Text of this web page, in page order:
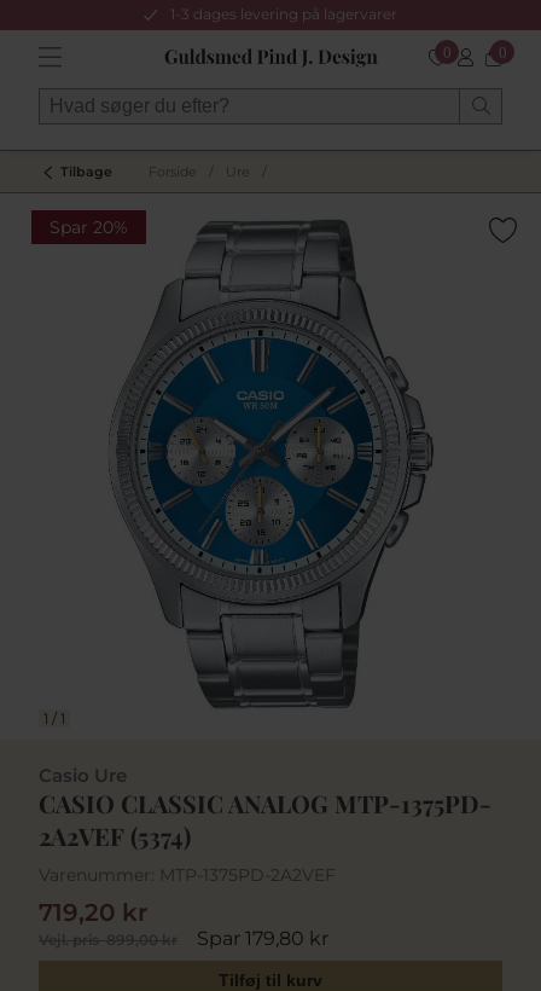
1-3 dages levering på lagervarer
0 0
Tilbage Forside Ure
Spar 20%
1 / 1
Casio Ure
CASIO CLASSIC ANALOG MTP-1375PD-
2A2VEF (5374)
Varenummer: MTP-1375PD-2A2VEF
Vejl. pris899,00 kr Spar 179,80 kr
719,20 kr
Tilføj til kurv